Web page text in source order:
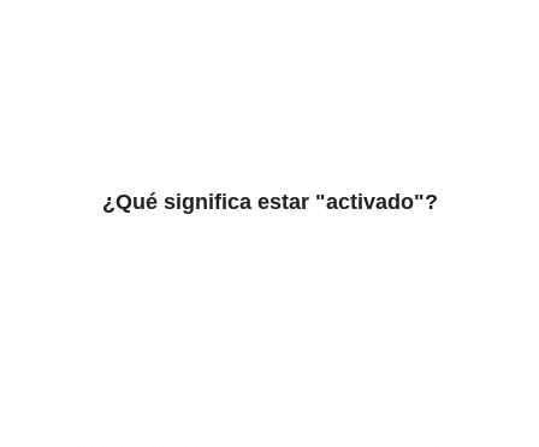
¿Qué significa estar "activado"?